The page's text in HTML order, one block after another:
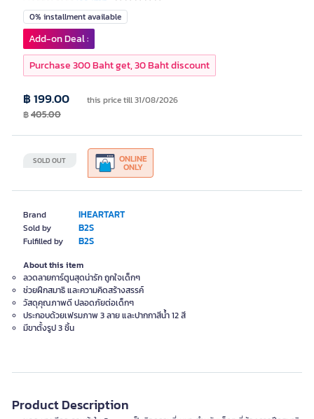
Brand IHEARTART
Sold by B2S
Fulfilled by B2S
0% installment available
SOLD OUT ONLINE
ONLY
฿ 199.00 this price till 31/08/2026
฿405.00
Add-on Deal :
Purchase 300 Baht get, 30 Baht discount
About this item
ลวดลายการ์ตูนสุดน่ารัก ถูกใจเด็กๆ
ช่วยฝึกสมาธิ และความคิดสร้างสรรค์
วัสดุคุณภาพดี ปลอดภัยต่อเด็กๆ
ประกอบด้วยเฟรมภาพ 3 ลาย และปากกาสีน้ำ 12 สี
มีขาตั้งรูป 3 ชิ้น
Product Description